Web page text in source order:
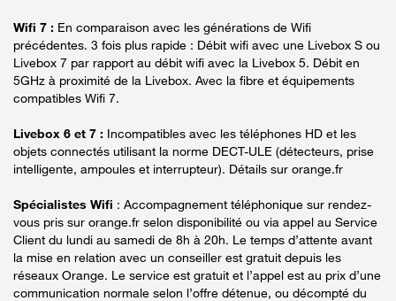
Wifi 7 : En comparaison avec les générations de Wifi
précédentes. 3 fois plus rapide : Débit wifi avec une Livebox S ou
Livebox 7 par rapport au débit wifi avec la Livebox 5. Débit en
5GHz à proximité de la Livebox. Avec la fibre et équipements
compatibles Wifi 7.
Livebox 6 et 7 : Incompatibles avec les téléphones HD et les
objets connectés utilisant la norme DECT-ULE (détecteurs, prise
intelligente, ampoules et interrupteur). Détails sur orange.fr
Spécialistes Wifi : Accompagnement téléphonique sur rendez-
vous pris sur orange.fr selon disponibilité ou via appel au Service
Client du lundi au samedi de 8h à 20h. Le temps d’attente avant
la mise en relation avec un conseiller est gratuit depuis les
réseaux Orange. Le service est gratuit et l’appel est au prix d’une
communication normale selon l’offre détenue, ou décompté du